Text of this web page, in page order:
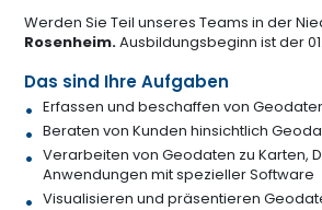
Werden Sie Teil unseres Teams in der
Rosenheim.Ausbildungsbeginn ist der
Das sind Ihre Aufgaben
Erfassen und beschaffen von
Beraten von Kunden hinsichtlich
Verarbeiten von Geodaten zu Karten,
Anwendungen mit spezieller Software
Visualisieren und präsentieren